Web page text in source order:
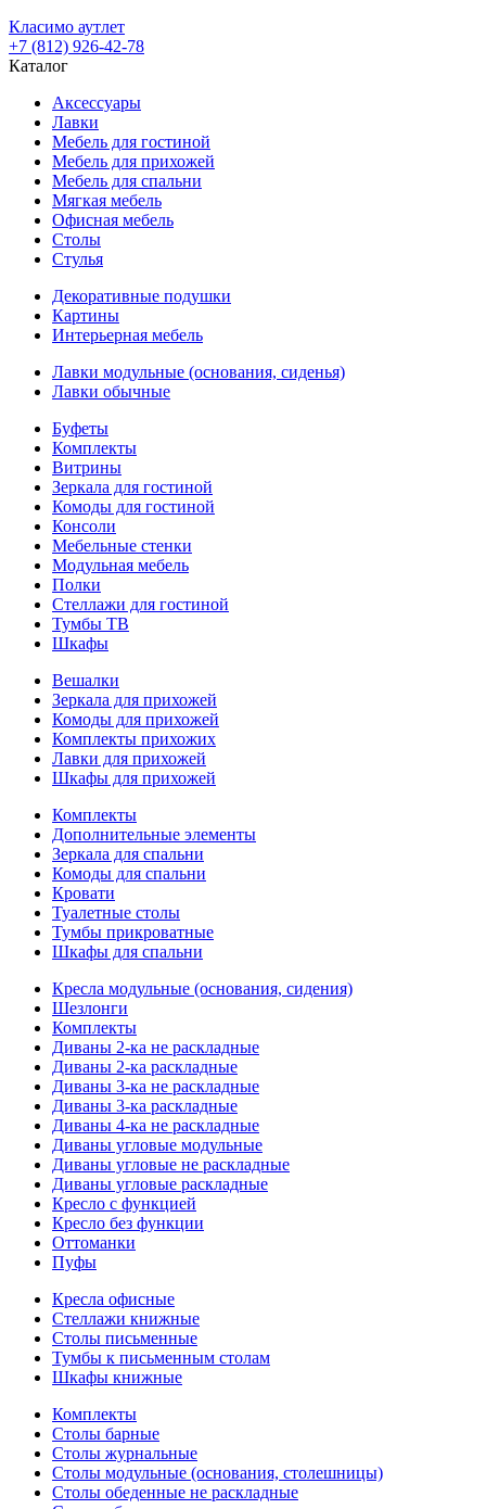
Класимо аутлет
+7 (812) 926-42-78
Каталог
Аксессуары
Лавки
Мебель для гостиной
Мебель для прихожей
Мебель для спальни
Мягкая мебель
Офисная мебель
Столы
Стулья
Декоративные подушки
Картины
Интерьерная мебель
Лавки модульные (основания, сиденья)
Лавки обычные
Буфеты
Комплекты
Витрины
Зеркала для гостиной
Комоды для гостиной
Консоли
Мебельные стенки
Модульная мебель
Полки
Стеллажи для гостиной
Тумбы ТВ
Шкафы
Вешалки
Зеркала для прихожей
Комоды для прихожей
Комплекты прихожих
Лавки для прихожей
Шкафы для прихожей
Комплекты
Дополнительные элементы
Зеркала для спальни
Комоды для спальни
Кровати
Туалетные столы
Тумбы прикроватные
Шкафы для спальни
Кресла модульные (основания, сидения)
Шезлонги
Комплекты
Диваны 2-ка не раскладные
Диваны 2-ка раскладные
Диваны 3-ка не раскладные
Диваны 3-ка раскладные
Диваны 4-ка не раскладные
Диваны угловые модульные
Диваны угловые не раскладные
Диваны угловые раскладные
Кресло с функцией
Кресло без функции
Оттоманки
Пуфы
Кресла офисные
Стеллажи книжные
Столы письменные
Тумбы к письменным столам
Шкафы книжные
Комплекты
Столы барные
Столы журнальные
Столы модульные (основания, столешницы)
Столы обеденные не раскладные